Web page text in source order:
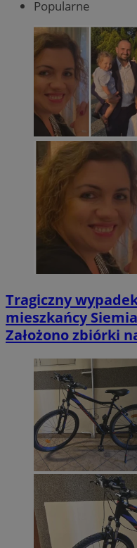
Popularne
Tragiczny
mieszkańcy
Założono zbiórki